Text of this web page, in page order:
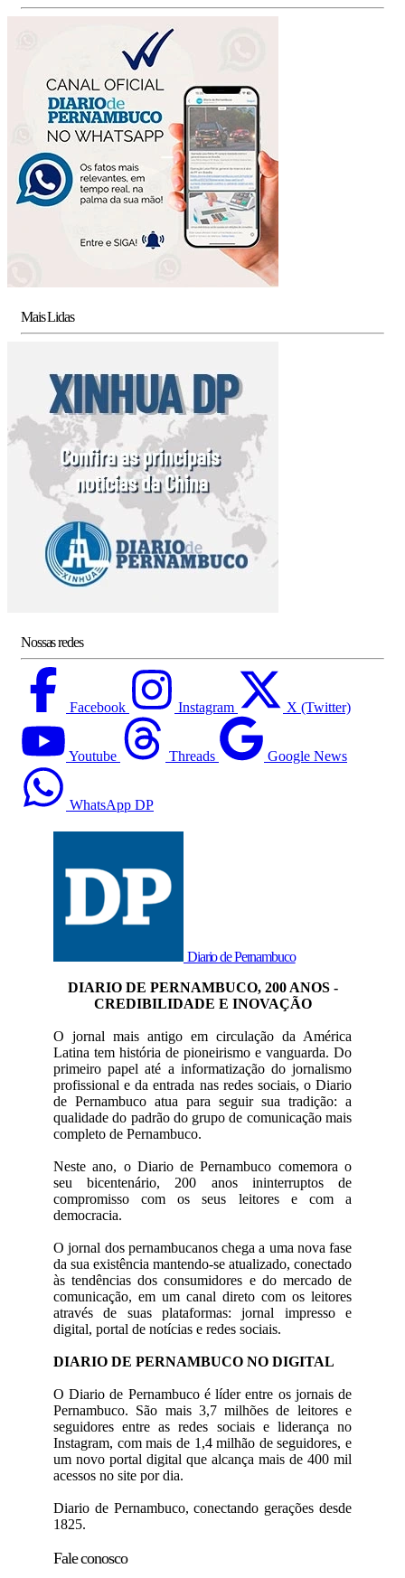
Mais Lidas
Nossas redes
Facebook Instagram X (Twitter)
Youtube Threads Google News
WhatsApp DP
Diario de Pernambuco
DIARIO DE PERNAMBUCO, 200 ANOS -
CREDIBILIDADE E INOVAÇÃO
O jornal mais antigo em circulação da América
Latina tem história de pioneirismo e vanguarda. Do
primeiro papel até a informatização do jornalismo
profissional e da entrada nas redes sociais, o Diario
de Pernambuco atua para seguir sua tradição: a
qualidade do padrão do grupo de comunicação mais
completo de Pernambuco.
Neste ano, o Diario de Pernambuco comemora o
seu bicentenário, 200 anos ininterruptos de
compromisso com os seus leitores e com a
democracia.
O jornal dos pernambucanos chega a uma nova fase
da sua existência mantendo-se atualizado, conectado
às tendências dos consumidores e do mercado de
comunicação, em um canal direto com os leitores
através de suas plataformas: jornal impresso e
digital, portal de notícias e redes sociais.
DIARIO DE PERNAMBUCO NO DIGITAL
O Diario de Pernambuco é líder entre os jornais de
Pernambuco. São mais 3,7 milhões de leitores e
seguidores entre as redes sociais e liderança no
Instagram, com mais de 1,4 milhão de seguidores, e
um novo portal digital que alcança mais de 400 mil
acessos no site por dia.
Diario de Pernambuco, conectando gerações desde
1825.
Fale conosco